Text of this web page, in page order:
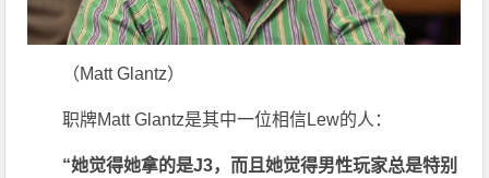
（Matt Glantz）
职牌Matt Glantz是其中一位相信Lew的人：
“她觉得她拿的是J3，而且她觉得男性玩家总是特别